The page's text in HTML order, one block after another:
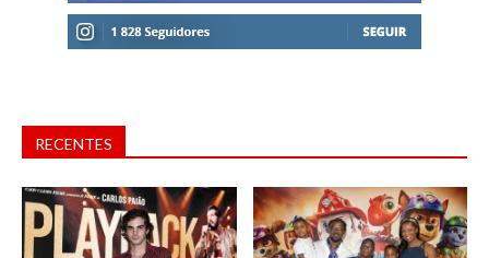
RECENTES